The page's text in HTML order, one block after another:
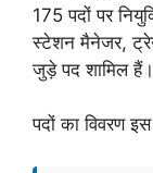
175 पदों पर
स्टेशन मैनेजर,
जुड़े पद शामिल हैं।
पदों का विवरण